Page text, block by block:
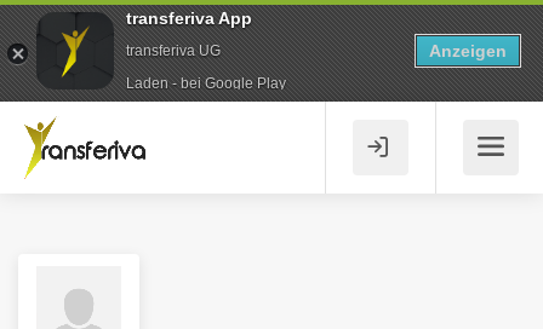
transferiva App
transferiva UG
Laden - bei Google Play
Anzeigen